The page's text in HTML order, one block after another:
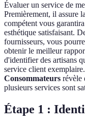
Évaluer un service de
Premièrement, il assure
compétent vous
esthétique satisfaisant.
fournisseurs, vous
obtenir le meilleur
d'identifier des artisans
service client
Consommateurs révèle
plusieurs services sont
Étape 1 :